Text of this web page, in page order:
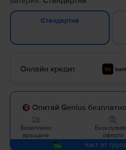
Стандартна
Онлайн кредит
Опитай Genius безплатно
Безаплано
връщане
оферти
Част от